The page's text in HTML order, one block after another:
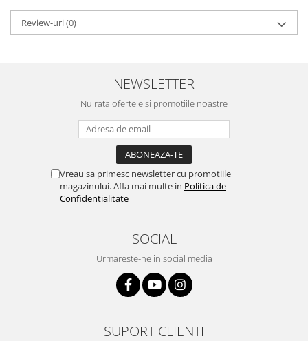
Review-uri(0)
NEWSLETTER
Nu rata ofertele si promotiile noastre
Vreau sa primesc newsletter cu promotiile
magazinului. Afla mai multe in Politica de
Confidentialitate
SOCIAL
Urmareste-ne in social media
SUPORT CLIENTI